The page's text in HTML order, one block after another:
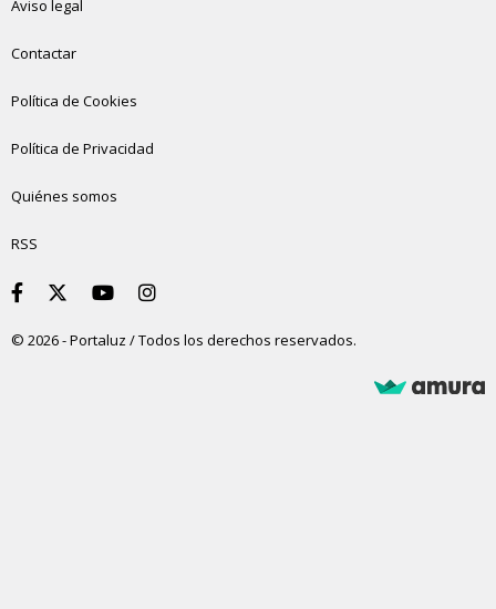
Aviso legal
Contactar
Política de Cookies
Política de Privacidad
Quiénes somos
RSS
© 2026 - Portaluz / Todos los derechos reservados.